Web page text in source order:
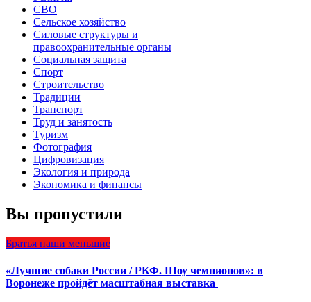
СВО
Сельское хозяйство
Силовые структуры и
правоохранительные органы
Социальная защита
Спорт
Строительство
Традиции
Транспорт
Труд и занятость
Туризм
Фотография
Цифровизация
Экология и природа
Экономика и финансы
Вы пропустили
Братья наши меньшие
«Лучшие собаки России / РКФ. Шоу чемпионов»: в
Воронеже пройдёт масштабная выставка